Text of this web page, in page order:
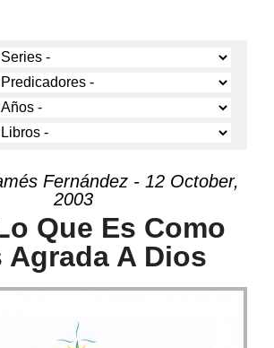
Fernández - 12 October,
2003
Que Es Como
Agrada A Dios